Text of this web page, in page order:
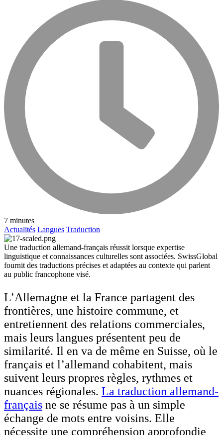
7 minutes
Actualités Langues Traduction
Une traduction allemand-français réussit lorsque expertise
linguistique et connaissances culturelles sont associées. SwissGlobal
fournit des traductions précises et adaptées au contexte qui parlent
au public francophone visé.
L’Allemagne et la France partagent des
frontières, une histoire commune, et
entretiennent des relations commerciales,
mais leurs langues présentent peu de
similarité. Il en va de même en Suisse, où le
français et l’allemand cohabitent, mais
suivent leurs propres règles, rythmes et
nuances régionales. La traduction allemand-
français ne se résume pas à un simple
échange de mots entre voisins. Elle
nécessite une compréhension approfondie